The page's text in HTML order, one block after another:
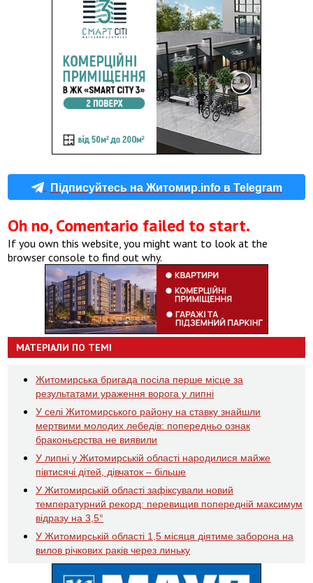
Підписуйтесь на Житомир.info в Telegram
Oh no, Comentario failed to start.
If you own this website, you might want to look at the
browser console to find out why.
МАТЕРІАЛИ ПО ТЕМІ
Житомирська бригада посіла перше місце за
результатами ураження ворога у липні
У селі Житомирського району на ставку знайшли
мертвими молодих лебедів: попередньо ознак
браконьєрства не виявили
У липні у Житомирській області народилися майже
півтисячі дітей, дівчаток – більше
У Житомирській області зафіксували новий
температурний рекорд: перевищив попередній максимум
відразу на 3,5°
У Житомирській області 1,5 місяця діятиме заборона на
вилов річкових раків через линьку